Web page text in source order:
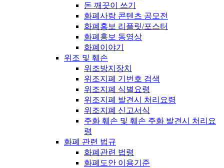
돈 깨끗이 쓰기
화폐사랑 콘텐츠 공모전
화폐홍보 리플릿/포스터
화폐홍보 동영상
화폐이야기
위조 및 훼손
위조방지장치
위조지폐 기번호 검색
위조지폐 식별요령
위조지폐 발견시 처리요령
위조지폐 신고서식
주화 훼손 및 훼손 주화 발견시 처리요
령
화폐 관련 법규
화폐관련 법령
화폐도안 이용기준